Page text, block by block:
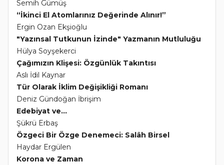
Semih Gümüş
“İkinci El Atomlarınız Değerinde Alınır!”
Ergin Ozan Ekşioğlu
"Yazınsal Tutkunun İzinde" Yazmanın Mutluluğu
Hülya Soyşekerci
Çağımızın Klişesi: Özgünlük Takıntısı
Aslı İdil Kaynar
Tür Olarak İklim Değişikliği Romanı
Deniz Gündoğan İbrişim
Edebiyat ve...
Şükrü Erbaş
Özgeci Bir Özge Denemeci: Salâh Birsel
Haydar Ergülen
Korona ve Zaman